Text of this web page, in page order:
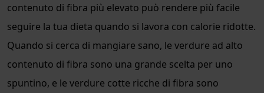
contenuto di fibra più elevato può rendere più facile
seguire la tua dieta quando si lavora con calorie ridotte.
Quando si cerca di mangiare sano, le verdure ad alto
contenuto di fibra sono una grande scelta per uno
spuntino, e le verdure cotte ricche di fibra sono